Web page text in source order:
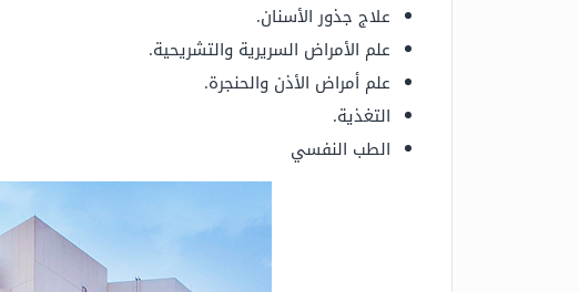
علاج جذور الأسنان.
علم الأمراض السريرية والتشريحية.
علم أمراض الأذن والحنجرة.
التغذية.
الطب النفسي